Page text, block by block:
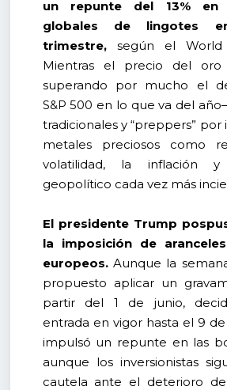
un repunte del 13% en
globales de lingotes
trimestre,según el World
Mientras el precio del
superando por mucho el
S&P 500 en lo que va del
tradicionales y “preppers”
metales preciosos como
volatilidad, la inflación
geopolítico cada vez más
El presidente Trump
la imposición de
europeos.Aunque la
propuesto aplicar un
partir del 1 de junio,
entrada en vigor hasta el 9
impulsó un repunte en las
aunque los inversionistas
cautela ante el deterioro